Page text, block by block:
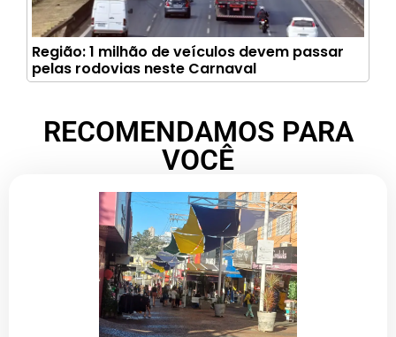
Região: 1 milhão de veículos devem passar
pelas rodovias neste Carnaval
RECOMENDAMOS PARA
VOCÊ